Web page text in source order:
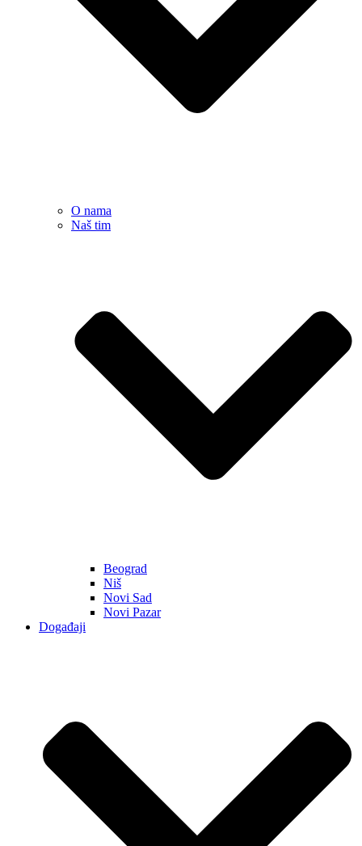
O nama
Naš tim
Beograd
Niš
Novi Sad
Novi Pazar
Događaji